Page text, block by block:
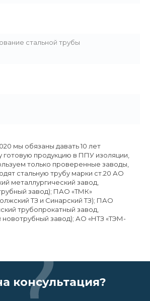
стальной трубы
мы обязаны давать 10 лет
готовую продукцию в ППУ изоляции,
только проверенные заводы,
стальную трубу марки ст.20 АО
металлургический завод,
завод); ПАО «ТМК»
ТЗ и Синарский ТЗ); ПАО
трубопрокатный завод,
новотрубный завод); АО «НТЗ «ТЭМ-
консультация?